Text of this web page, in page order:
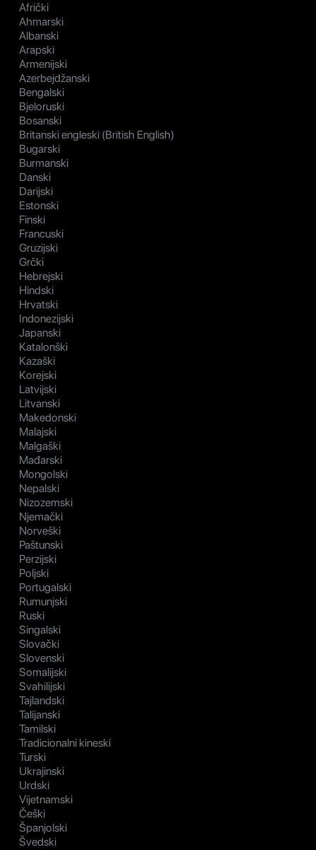
Afrički
Ahmarski
Albanski
Arapski
Armenijski
Azerbejdžanski
Bengalski
Bjeloruski
Bosanski
Britanski engleski (British English)
Bugarski
Burmanski
Danski
Darijski
Estonski
Finski
Francuski
Gruzijski
Grčki
Hebrejski
Hindski
Hrvatski
Indonezijski
Japanski
Katalonški
Kazaški
Korejski
Latvijski
Litvanski
Makedonski
Malajski
Malgaški
Mađarski
Mongolski
Nepalski
Nizozemski
Njemački
Norveški
Paštunski
Perzijski
Poljski
Portugalski
Rumunjski
Ruski
Singalski
Slovački
Slovenski
Somalijski
Svahilijski
Tajlandski
Talijanski
Tamilski
Tradicionalni kineski
Turski
Ukrajinski
Urdski
Vijetnamski
Češki
Španjolski
Švedski